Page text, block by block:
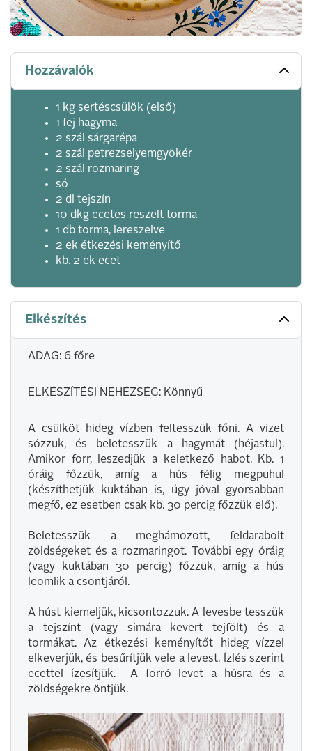
Hozzávalók
1 kg sertéscsülök (első)
1 fej hagyma
2 szál sárgarépa
2 szál petrezselyemgyökér
2 szál rozmaring
só
2 dl tejszín
10 dkg ecetes reszelt torma
1 db torma, lereszelve
2 ek étkezési keményítő
kb. 2 ek ecet
Elkészítés
ADAG: 6 főre
ELKÉSZÍTÉSI NEHÉZSÉG: Könnyű
A csülköt hideg vízben feltesszük főni. A vizet
sózzuk, és beletesszük a hagymát (héjastul).
Amikor forr, leszedjük a keletkező habot. Kb. 1
óráig főzzük, amíg a hús félig megpuhul
(készíthetjük kuktában is, úgy jóval gyorsabban
megfő, ez esetben csak kb. 30 percig főzzük elő).
Beletesszük a meghámozott, feldarabolt
zöldségeket és a rozmaringot. További egy óráig
(vagy kuktában 30 percig) főzzük, amíg a hús
leomlik a csontjáról.
A húst kiemeljük, kicsontozzuk. A levesbe tesszük
a tejszínt (vagy simára kevert tejfölt) és a
tormákat. Az étkezési keményítőt hideg vízzel
elkeverjük, és besűrítjük vele a levest. Ízlés szerint
ecettel ízesítjük. A forró levet a húsra és a
zöldségekre öntjük.